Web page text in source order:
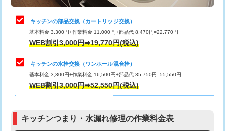
給水管工事※（塩ビ管（VP・HI）使
用/3ｍまで)
給水管工事※（塩ビ管（VP・HI）使
用（追加）/3ｍ超え)
給水管工事※（ライニング鋼管・銅
管・ポリ管・HT管使用/3ｍまで)
44,000円
管・ポリ管・HT管使用/3ｍ超え)
止水・漏水調査・防水処理・清掃・修
理・調整・分解・加工など（中作業）
22,000円
止水・漏水調査・防水処理・清掃・修
理・調整・分解・加工など（重作業）
33,000円
お風呂タンク脱着
その他部品の脱着
キッチンの部品交換（カートリッジ交換）
基本料金 3,300円+作業料金 11,000円+部品代 8,470円=22,770円
WEB割引3,000円➡19,770円(税込)
キッチンの水栓交換（ワンホール混合栓）
基本料金 3,300円+作業料金 16,500円+部品代 35,750円=55,550円
WEB割引3,000円➡52,550円(税込)
キッチンつまり・水漏れ修理の作業料金表